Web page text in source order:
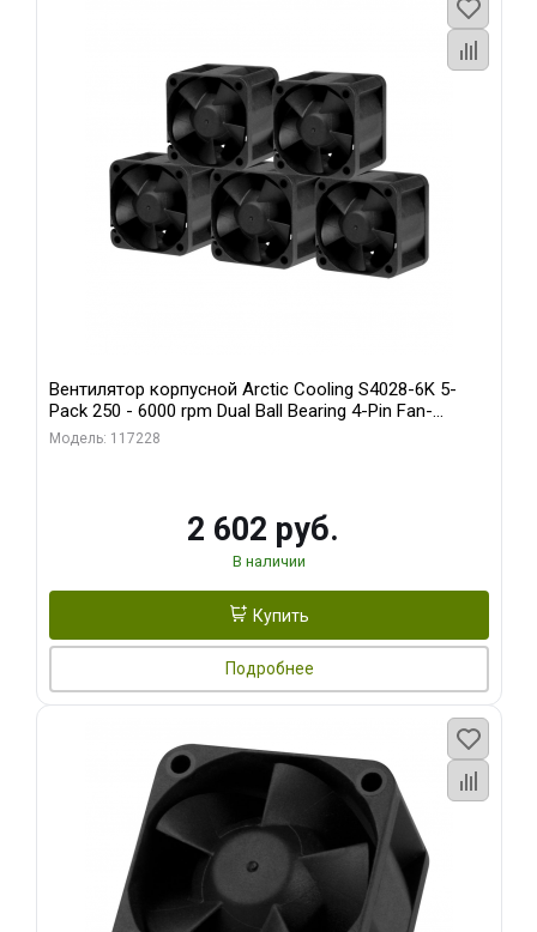
Вентилятор корпусной Arctic Cooling S4028-6K 5-
Pack 250 - 6000 rpm Dual Ball Bearing 4-Pin Fan-
Connector (ACFAN00273A)
Модель: 117228
2 602 руб.
В наличии
Купить
Подробнее